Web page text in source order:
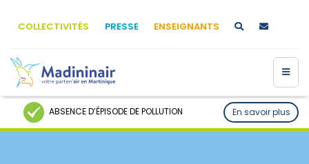
COLLECTIVITÉS PRESSE ENSEIGNANTS
ABSENCE D’ÉPISODE DE POLLUTION En savoir plus